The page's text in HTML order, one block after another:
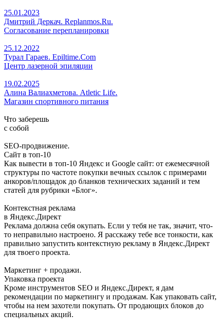
25.01.2023
Дмитрий Деркач. Replanmos.Ru.
Согласование перепланировки
25.12.2022
Турал Гараев. Epiltime.Com
Центр лазерной эпиляции
19.02.2025
Алина Валиахметова. Atletic Life.
Магазин спортивного питания
Что заберешь
с собой
SEO-продвижение.
Сайт в топ-10
Как вывести в топ-10 Яндекс и Google сайт: от ежемесячной
структуры по частоте покупки вечных ссылок с примерами
анкоров/площадок до бланков технических заданий и тем
статей для рубрики «Блог».
Контекстная реклама
в Яндекс.Директ
Реклама должна себя окупать. Если у тебя не так, значит, что-
то неправильно настроено. Я расскажу тебе все тонкости, как
правильно запустить контекстную рекламу в Яндекс.Директ
для твоего проекта.
Маркетинг + продажи.
Упаковка проекта
Кроме инструментов SEO и Яндекс.Директ, я дам
рекомендации по маркетингу и продажам. Как упаковать сайт,
чтобы на нем захотели покупать. От продающих блоков до
специальных акций.